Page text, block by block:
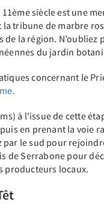
siècle est une
tribune de marbre
la région. N’oubliez
du jardin
concernant le
à l'issue de cette
en prenant la voie
le sud pour
de Serrabone pour
producteurs locaux.